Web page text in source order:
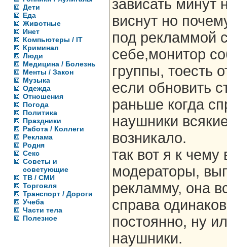
Дети
Еда
Животные
Инет
Компьютеры / IT
Криминал
Люди
Медицина / Болезнь
Менты / Закон
Музыка
Одежда
Отношения
Погода
Политика
Праздники
Работа / Коллеги
Реклама
Родня
Секс
Советы и
советующие
ТВ / СМИ
Торговля
Транспорт / Дороги
Учеба
Части тела
Полезное
зависать минут
виснут но
под рекламмой
себе,монитор
группы, тоесть
если обновить
раньше когда
наушники
возникало.
так вот я к
модераторы,
рекламму, она
справа
постоянно, ну
наушники.